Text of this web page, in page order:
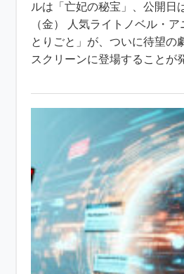
ルは「亡妃の秘宝」、公開日
（金） 人気ライトノベル・
とりごと」が、ついに待望の
スクリーンに登場することが